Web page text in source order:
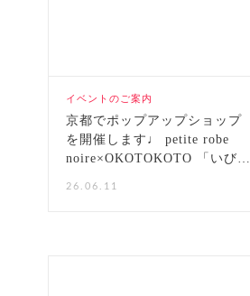
イベントのご案内
京都でポップアップショップ
を開催します♩ petite robe
noire×OKOTOKOTO 「いびつ
26.06.11